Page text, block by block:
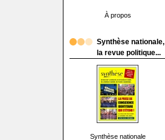
À propos
Synthèse nationale,
la revue politique...
Synthèse nationale